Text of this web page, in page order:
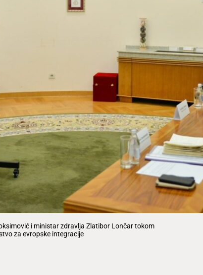
i ministar zdravlja Zlatibor Lončar tokom
za evropske integracije